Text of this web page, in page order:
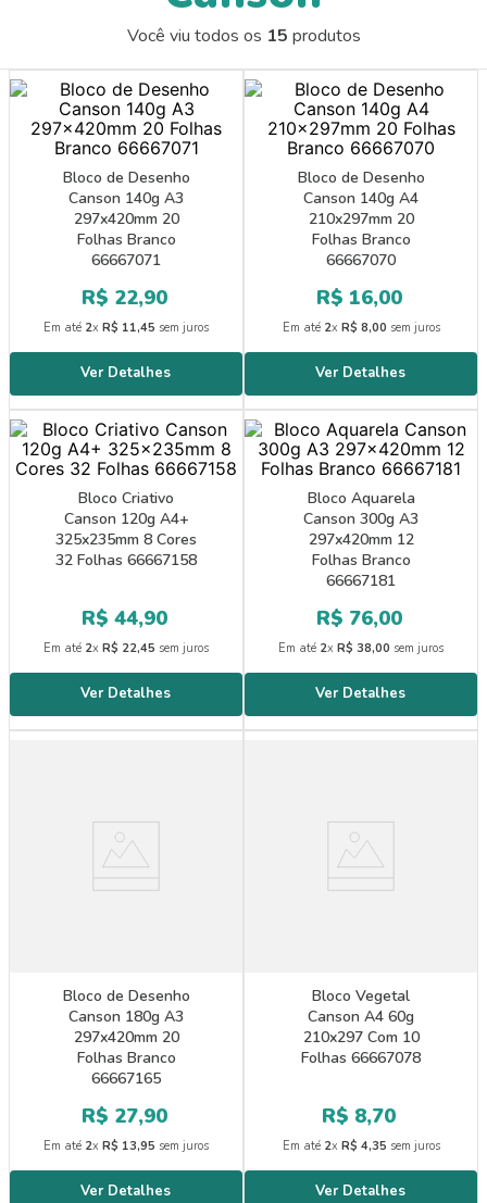
Você viu todos os 15 produtos
Bloco de Desenho
Canson 140g A3
297x420mm 20
Folhas Branco
66667071
R$ 22,90
Em até 2x R$ 11,45 sem juros
Bloco de Desenho
Canson 140g A4
210x297mm 20
Folhas Branco
66667070
R$ 16,00
Em até 2x R$ 8,00 sem juros
Bloco Criativo
Canson 120g A4+
325x235mm 8 Cores
32 Folhas 66667158
R$ 44,90
Em até 2x R$ 22,45 sem juros
Bloco Aquarela
Canson 300g A3
297x420mm 12
Folhas Branco
66667181
R$ 76,00
Em até 2x R$ 38,00 sem juros
Bloco de Desenho
Canson 180g A3
297x420mm 20
Folhas Branco
66667165
R$ 27,90
Em até 2x R$ 13,95 sem juros
Bloco Vegetal
Canson A4 60g
210x297 Com 10
Folhas 66667078
R$ 8,70
Em até 2x R$ 4,35 sem juros